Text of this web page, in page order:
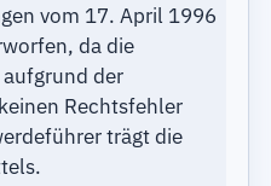
vom 17. April 1996
da die
der
Rechtsfehler
trägt die